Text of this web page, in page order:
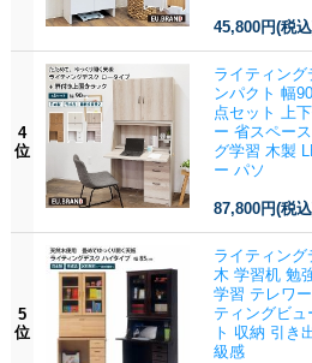
45,800円(税
4
位
ライティン
ンパクト 幅
点セット 上
ー 省スペー
グ学習 木製
ー パソ
87,800円(税
5
位
ライティン
木 学習机 勉
学習 テレワ
ティングビ
ト 収納 引き
級感